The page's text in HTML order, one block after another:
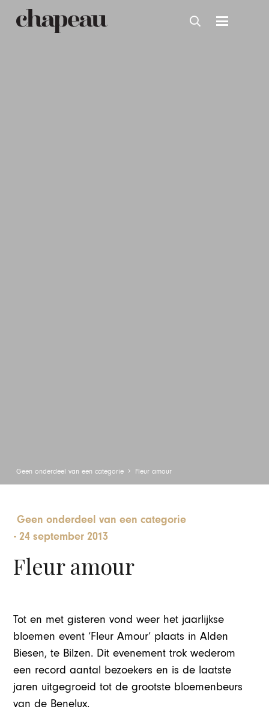
Geen onderdeel van een categorie Fleur amour
Geen onderdeel van een categorie
-24 september 2013
Fleur amour
Tot en met gisteren vond weer het jaarlijkse
bloemen event ‘Fleur Amour’ plaats in Alden
Biesen, te Bilzen. Dit evenement trok wederom
een record aantal bezoekers en is de laatste
jaren uitgegroeid tot de grootste bloemenbeurs
van de Benelux.